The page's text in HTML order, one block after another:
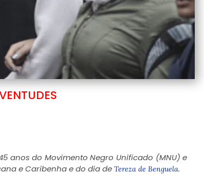
anos do Movimento Negro Unificado (MNU) e
e Caribenha e do dia de Tereza de Benguela.